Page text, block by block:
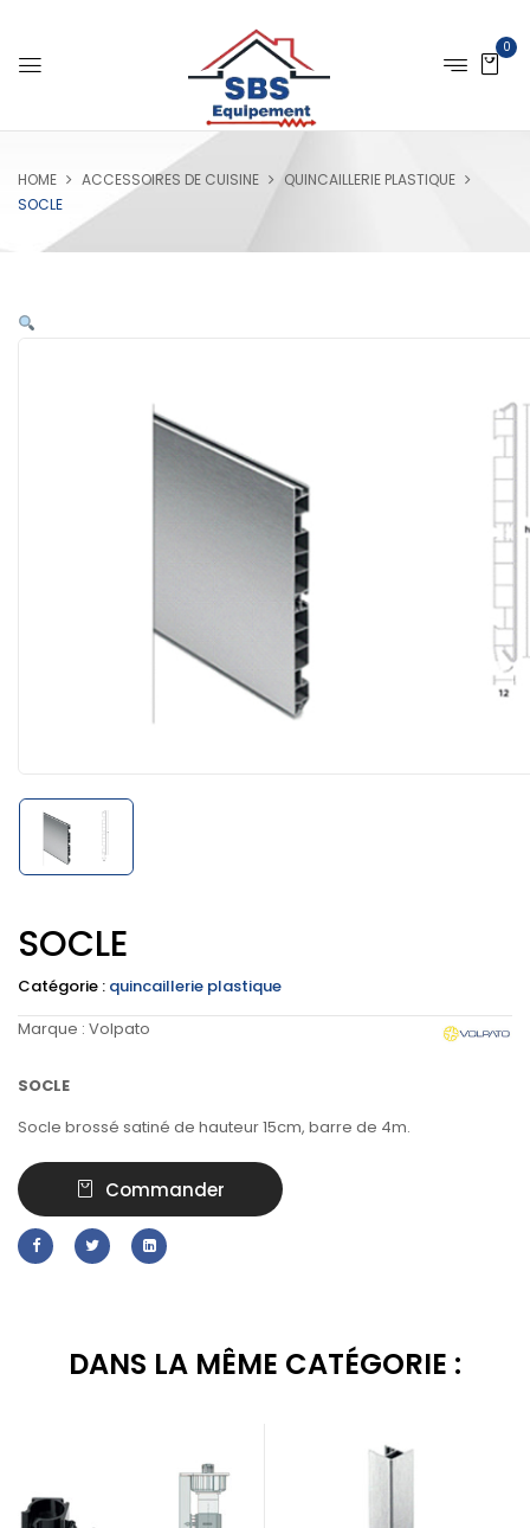
0
HOME ACCESSOIRES DE CUISINE
QUINCAILLERIE PLASTIQUE
SOCLE
SOCLE
Catégorie : quincaillerie plastique
Marque : Volpato
SOCLE
Socle brossé satiné de hauteur 15cm, barre de 4m.
Commander
DANS LA MÊME CATÉGORIE :